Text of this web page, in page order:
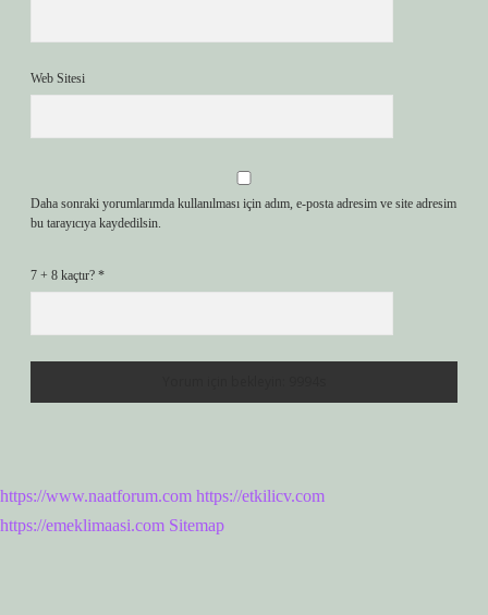
Web Sitesi
Daha sonraki yorumlarımda kullanılması için adım, e-posta adresim ve site adresim
bu tarayıcıya kaydedilsin.
7 + 8 kaçtır? *
https://www.naatforum.com https://etkilicv.com
https://emeklimaasi.com Sitemap